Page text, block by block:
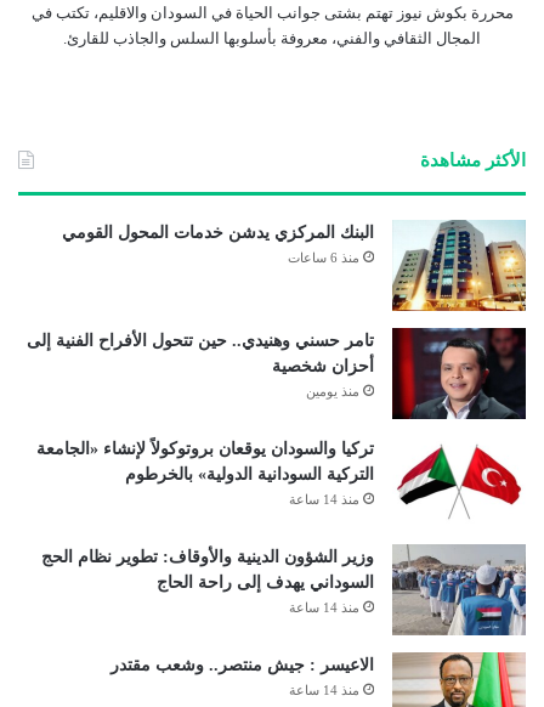
محررة بكوش نيوز تهتم بشتى جوانب الحياة في السودان والاقليم، تكتب في
المجال الثقافي والفني، معروفة بأسلوبها السلس والجاذب للقارئ.
الأكثر مشاهدة
البنك المركزي يدشن خدمات المحول القومي
منذ 6 ساعات
تامر حسني وهنيدي.. حين تتحول الأفراح الفنية إلى
أحزان شخصية
منذ يومين
تركيا والسودان يوقعان بروتوكولاً لإنشاء «الجامعة
التركية السودانية الدولية» بالخرطوم
منذ 14 ساعة
وزير الشؤون الدينية والأوقاف: تطوير نظام الحج
السوداني يهدف إلى راحة الحاج
منذ 14 ساعة
الاعيسر : جيش منتصر.. وشعب مقتدر
منذ 14 ساعة